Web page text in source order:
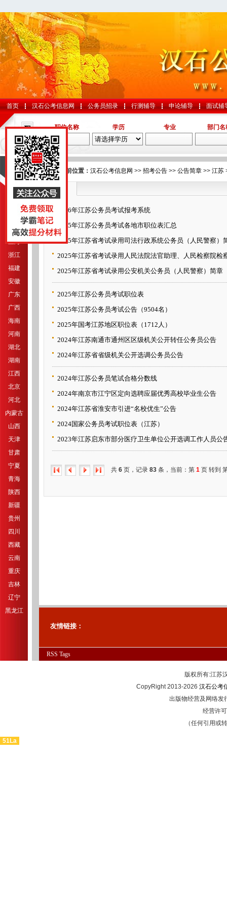
首页 汉石公考信息网 公务员招录 行测辅导 申论辅导 面试辅
职位名称 学历 专业 部门名
导航
江苏
上海
浙江
福建
安徽
广东
广西
海南
河南
湖北
湖南
江西
北京
河北
内蒙古
山西
天津
甘肃
宁夏
青海
陕西
新疆
贵州
四川
西藏
云南
重庆
吉林
辽宁
黑龙江
您的当前位置： 汉石公考信息网 >> 招考公告 >> 公告简章 >> 江苏
江苏
2026年江苏公务员考试报考系统
2025年江苏公务员考试各地市职位表汇总
2025年江苏省考试录用司法行政系统公务员（人民警察）
2025年江苏省考试录用人民法院法官助理、人民检察院检
2025年江苏省考试录用公安机关公务员（人民警察）简章
2025年江苏公务员考试职位表
2025年江苏公务员考试公告（9504名）
2025年国考江苏地区职位表（1712人）
2024年江苏南通市通州区区级机关公开转任公务员公告
2024年江苏省省级机关公开选调公务员公告
2024年江苏公务员笔试合格分数线
2024年南京市江宁区定向选聘应届优秀高校毕业生公告
2024年江苏省淮安市引进“名校优生”公告
2024国家公务员考试职位表（江苏）
2023年江苏启东市部分医疗卫生单位公开选调工作人员公
共 6 页，记录 83 条，当前：第 1 页 转到
友情链接：
RSS Tags
版权所有:江
CopyRight 2013-2026 汉石公考
出版物经营及网络发
经营许
（任何引用或
51La